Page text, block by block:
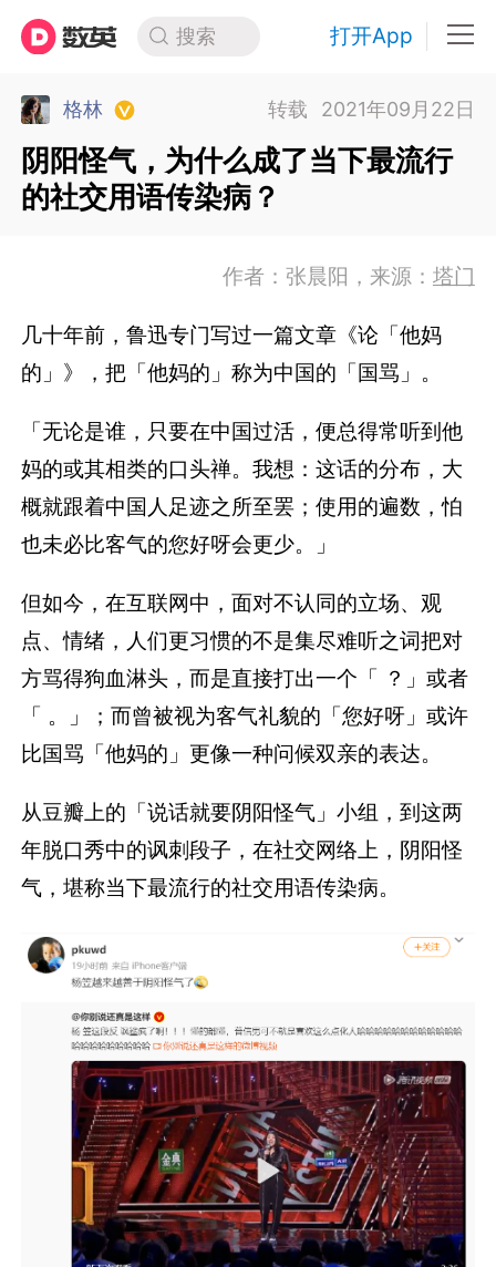
搜索 打开App
格林 转载 2021年09月22日
阴阳怪气，为什么成了当下最流行
的社交用语传染病？
作者：张晨阳，来源： 塔门
几十年前，鲁迅专门写过一篇文章《论「他妈
的」》，把「他妈的」称为中国的「国骂」。
「无论是谁，只要在中国过活，便总得常听到他
妈的或其相类的口头禅。我想：这话的分布，大
概就跟着中国人足迹之所至罢；使用的遍数，怕
也未必比客气的您好呀会更少。」
但如今，在互联网中，面对不认同的立场、观
点、情绪，人们更习惯的不是集尽难听之词把对
方骂得狗血淋头，而是直接打出一个「 ？」或者
「 。」；而曾被视为客气礼貌的「您好呀」或许
比国骂「他妈的」更像一种问候双亲的表达。
从豆瓣上的「说话就要阴阳怪气」小组，到这两
年脱口秀中的讽刺段子，在社交网络上，阴阳怪
气，堪称当下最流行的社交用语传染病。